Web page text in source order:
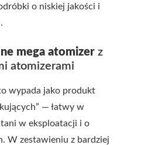
o niskiej jakości i
mega atomizer z
atomizerami
wypada jako produkt
— łatwy w
w eksploatacji i o
W zestawieniu z bardziej